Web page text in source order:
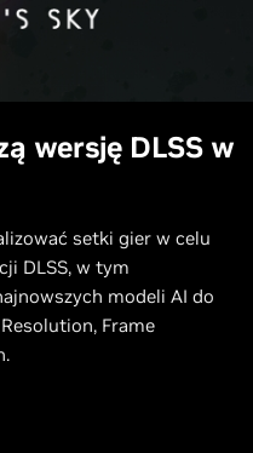
wersję DLSS w
setki gier w celu
DLSS, w tym
modeli AI do
Frame